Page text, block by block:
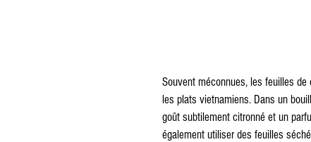
Souvent méconnues, les feuilles
les plats vietnamiens. Dans un
goût subtilement citronné et un
également utiliser des feuilles